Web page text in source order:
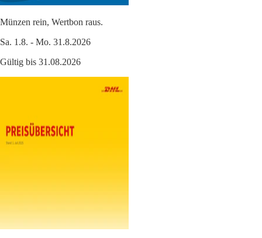
Münzen rein, Wertbon raus.
Sa. 1.8. - Mo. 31.8.2026
Gültig bis 31.08.2026